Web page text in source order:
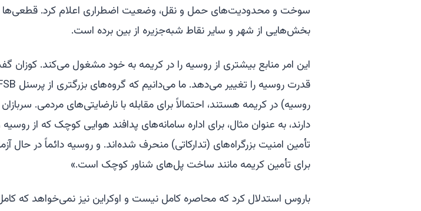
سوخت و محدودیت‌های حمل و نقل، وضعیت اضطراری اعلام کرد. قطعی‌ها
بخش‌هایی از شهر و سایر نقاط شبه‌جزیره از بین برده است.
این امر منابع بیشتری از روسیه را در کریمه به خود مشغول می‌کند. کوزان
روسیه) در کریمه هستند، احتمالاً برای مقابله با نارضایتی‌های مردمی.
دارند، به عنوان مثال، برای اداره سامانه‌های پدافند هوایی کوچک که از
تأمین امنیت بزرگراه‌های (تدارکاتی) منحرف شده‌اند. و روسیه دائماً در حال
برای تأمین کریمه مانند ساخت پل‌های شناور کوچک است.»
باروس استدلال کرد که محاصره کامل نیست و اوکراین نیز نمی‌خواهد که